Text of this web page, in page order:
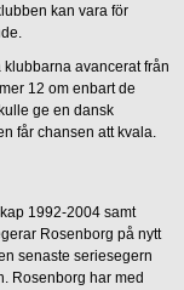
kan vara för
avancerat från
12 om enbart de
ge en dansk
får chansen att kvala.
1992-2004 samt
Rosenborg på nytt
senaste seriesegern
Rosenborg har med